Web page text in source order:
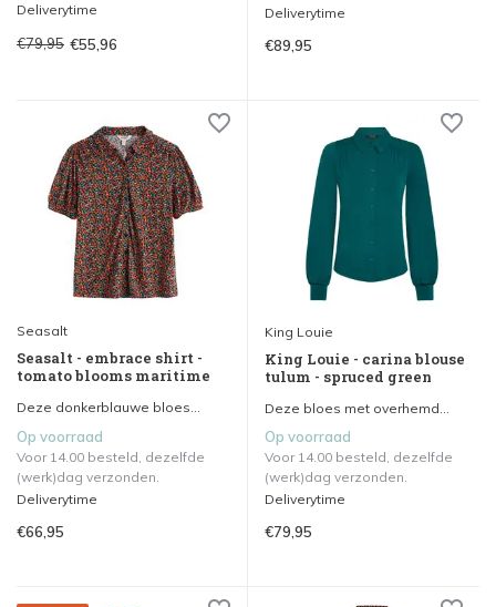
Deliverytime
€79,95 €55,96
Deliverytime
€89,95
Seasalt
Seasalt - embrace shirt -
tomato blooms maritime
Deze donkerblauwe bloes...
Op voorraad
Voor 14.00 besteld, dezelfde
(werk)dag verzonden.
Deliverytime
€66,95
King Louie
King Louie - carina blouse
tulum - spruced green
Deze bloes met overhemd...
Op voorraad
Voor 14.00 besteld, dezelfde
(werk)dag verzonden.
Deliverytime
€79,95